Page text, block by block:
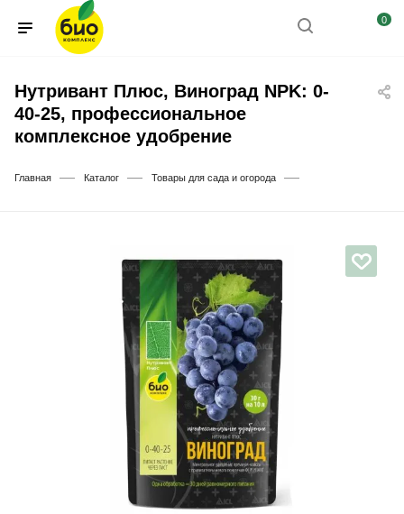
0
Нутривант Плюс, Виноград NPK: 0-
40-25, профессиональное
комплексное удобрение
Главная — Каталог — Товары для сада и огорода —